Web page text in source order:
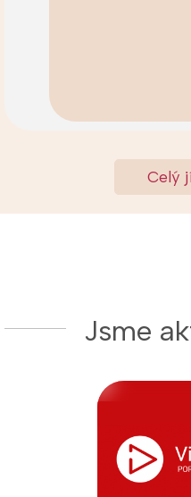
Celý
Jsme